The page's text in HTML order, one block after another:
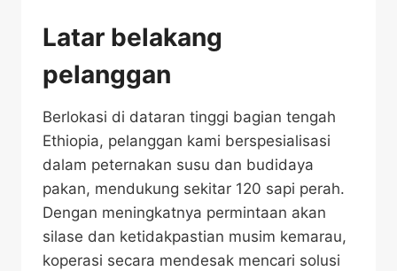
Latar belakang
pelanggan
Berlokasi di dataran tinggi bagian tengah
Ethiopia, pelanggan kami berspesialisasi
dalam peternakan susu dan budidaya
pakan, mendukung sekitar 120 sapi perah.
Dengan meningkatnya permintaan akan
silase dan ketidakpastian musim kemarau,
koperasi secara mendesak mencari solusi